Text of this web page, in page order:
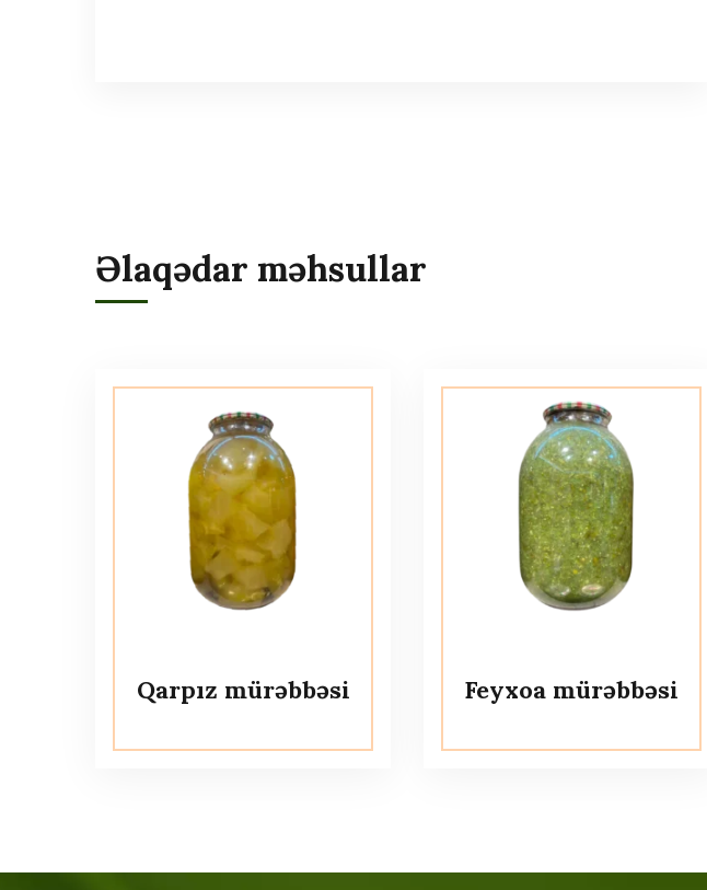
Əlaqədar məhsullar
Qarpız mürəbbəsi Feyxoa mürəbbəsi